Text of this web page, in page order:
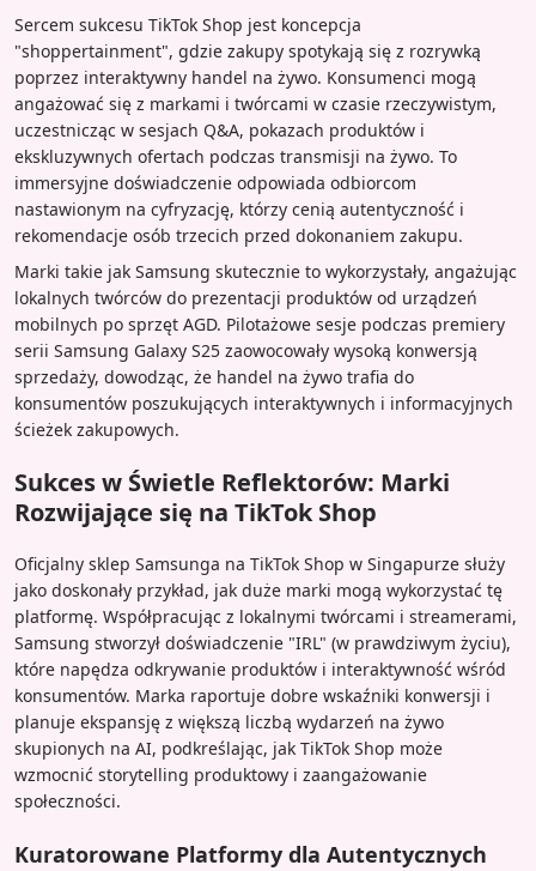
Sercem sukcesu TikTok Shop jest koncepcja
"shoppertainment", gdzie zakupy spotykają się z rozrywką
poprzez interaktywny handel na żywo. Konsumenci mogą
angażować się z markami i twórcami w czasie rzeczywistym,
uczestnicząc w sesjach Q&A, pokazach produktów i
ekskluzywnych ofertach podczas transmisji na żywo. To
immersyjne doświadczenie odpowiada odbiorcom
nastawionym na cyfryzację, którzy cenią autentyczność i
rekomendacje osób trzecich przed dokonaniem zakupu.
Marki takie jak Samsung skutecznie to wykorzystały, angażując
lokalnych twórców do prezentacji produktów od urządzeń
mobilnych po sprzęt AGD. Pilotażowe sesje podczas premiery
serii Samsung Galaxy S25 zaowocowały wysoką konwersją
sprzedaży, dowodząc, że handel na żywo trafia do
konsumentów poszukujących interaktywnych i informacyjnych
ścieżek zakupowych.
Sukces w Świetle Reflektorów: Marki
Rozwijające się na TikTok Shop
Oficjalny sklep Samsunga na TikTok Shop w Singapurze służy
jako doskonały przykład, jak duże marki mogą wykorzystać tę
platformę. Współpracując z lokalnymi twórcami i streamerami,
Samsung stworzył doświadczenie "IRL" (w prawdziwym życiu),
które napędza odkrywanie produktów i interaktywność wśród
konsumentów. Marka raportuje dobre wskaźniki konwersji i
planuje ekspansję z większą liczbą wydarzeń na żywo
skupionych na AI, podkreślając, jak TikTok Shop może
wzmocnić storytelling produktowy i zaangażowanie
społeczności.
Kuratorowane Platformy dla Autentycznych